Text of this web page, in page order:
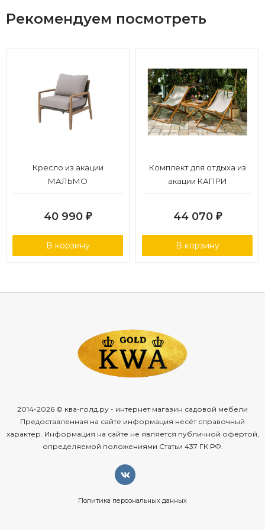
Страна производства: Вьетнам.
Рекомендуем посмотреть
Кресло из акации
МАЛЬМО
40 990 ₽
В корзину
Комплект для отдыха из
акации КАПРИ
44 070 ₽
В корзину
2014-2026 © ква-голд.ру - интернет магазин садовой мебели
Предоставленная на сайте информация несёт справочный
характер. Информация на сайте не является публичной офертой,
определяемой положениями Статьи 437 ГК РФ.
Политика персональных данных